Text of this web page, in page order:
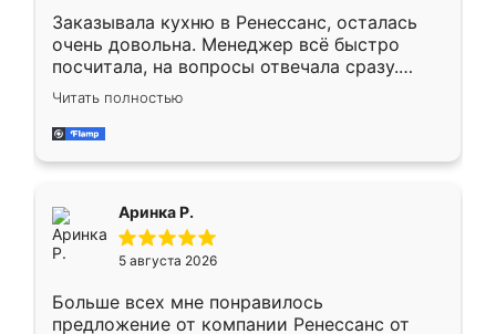
Заказывала кухню в Ренессанс, осталась
очень довольна. Менеджер всё быстро
посчитала, на вопросы отвечала сразу.
Замерщик приехал в субботу, подошёл к
делу со всей ответственностью. Собрали
за день, ребята работали аккуратно, даже
Читать полностью
Аринка Р.
5 августа 2026
Больше всех мне понравилось
предложение от компании Ренессанс от